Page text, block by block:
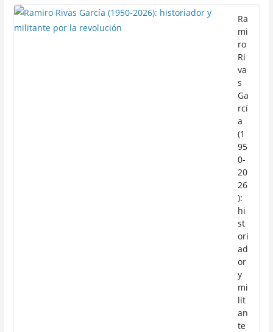
Ra
mi
ro
Ri
va
s
Ga
rcí
a
(1
95
0-
20
26
):
hi
st
ori
ad
or
y
mi
lit
an
te